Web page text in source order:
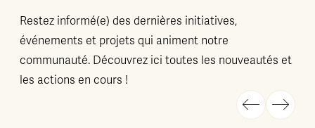
Restez informé(e) des dernières initiatives,
événements et projets qui animent notre
communauté. Découvrez ici toutes les nouveautés et
les actions en cours !